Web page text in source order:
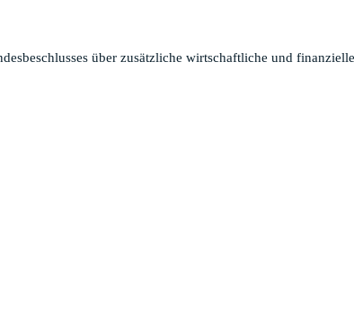
über zusätzliche wirtschaftliche und